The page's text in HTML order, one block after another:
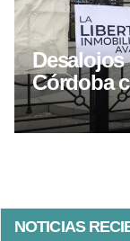
Córdoba
NOTICIAS